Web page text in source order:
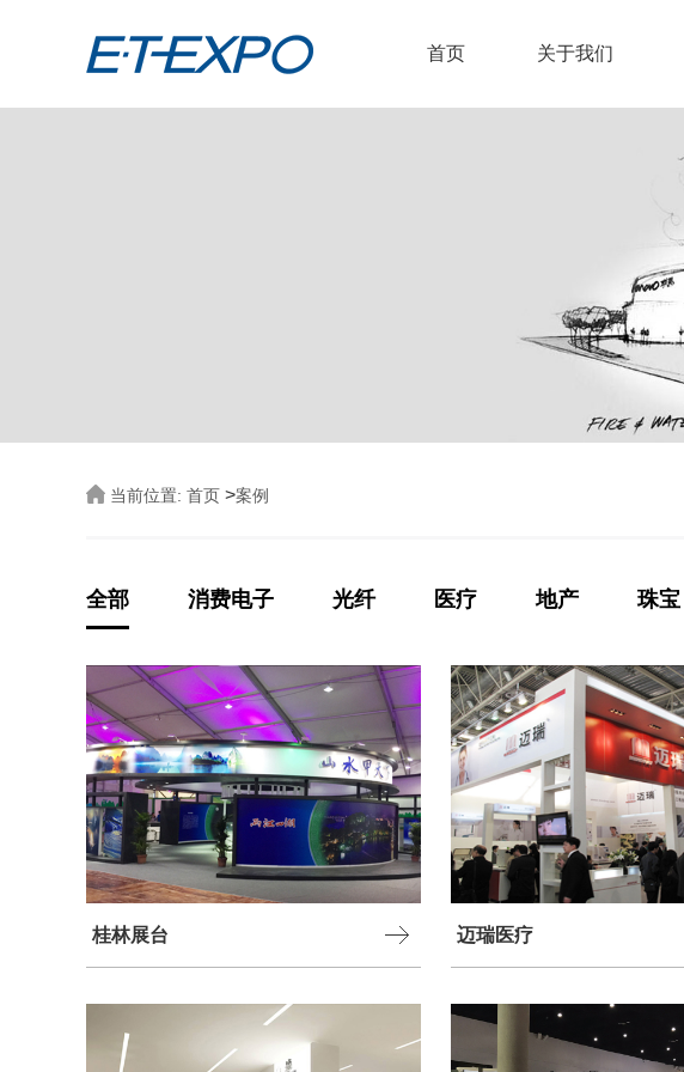
首页 关于我们
当前位置: 首页 >案例
全部 消费电子 光纤 医疗 地产 珠宝
桂林展台 迈瑞医疗